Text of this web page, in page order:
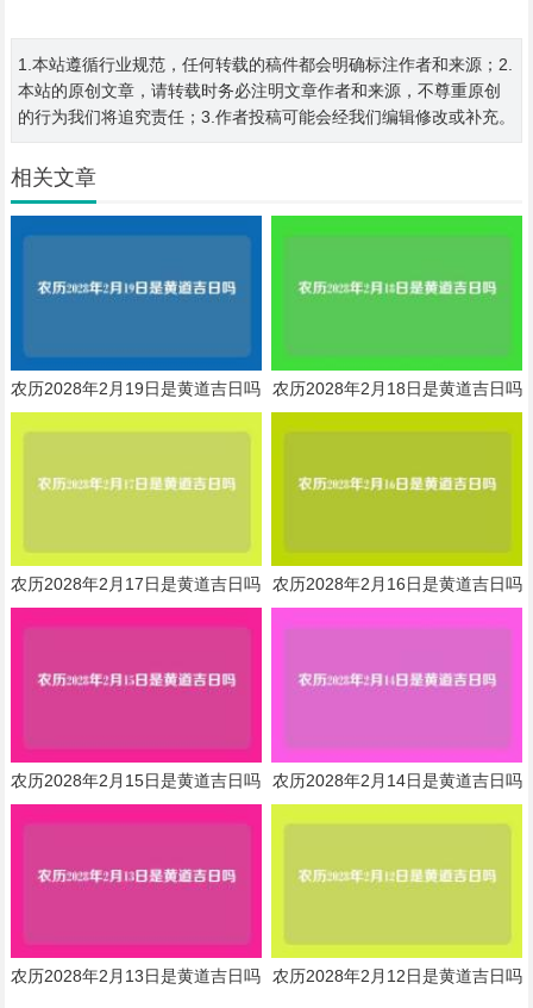
1.本站遵循行业规范，任何转载的稿件都会明确标注作者和来源；2.
本站的原创文章，请转载时务必注明文章作者和来源，不尊重原创
的行为我们将追究责任；3.作者投稿可能会经我们编辑修改或补充。
相关文章
农历2028年2月19日是黄道吉日吗 农历2028年2月18日是黄道吉日吗
农历2028年2月17日是黄道吉日吗 农历2028年2月16日是黄道吉日吗
农历2028年2月15日是黄道吉日吗 农历2028年2月14日是黄道吉日吗
农历2028年2月13日是黄道吉日吗 农历2028年2月12日是黄道吉日吗